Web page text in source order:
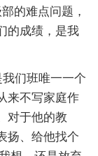
的难点问题，
的成绩，是我
们班唯一一个
来不写家庭作
对于他的教
扬、给他找个